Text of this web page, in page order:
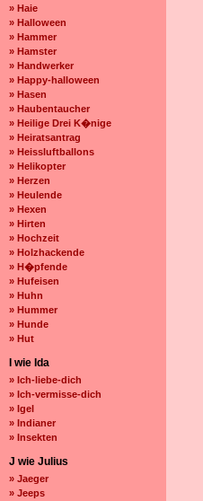
» Haie
» Halloween
» Hammer
» Hamster
» Handwerker
» Happy-halloween
» Hasen
» Haubentaucher
» Heilige Drei K�nige
» Heiratsantrag
» Heissluftballons
» Helikopter
» Herzen
» Heulende
» Hexen
» Hirten
» Hochzeit
» Holzhackende
» H�pfende
» Hufeisen
» Huhn
» Hummer
» Hunde
» Hut
I wie Ida
» Ich-liebe-dich
» Ich-vermisse-dich
» Igel
» Indianer
» Insekten
J wie Julius
» Jaeger
» Jeeps